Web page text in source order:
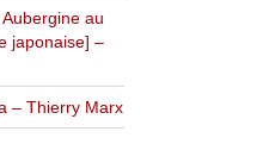
Aubergine au
japonaise] –
– Thierry Marx